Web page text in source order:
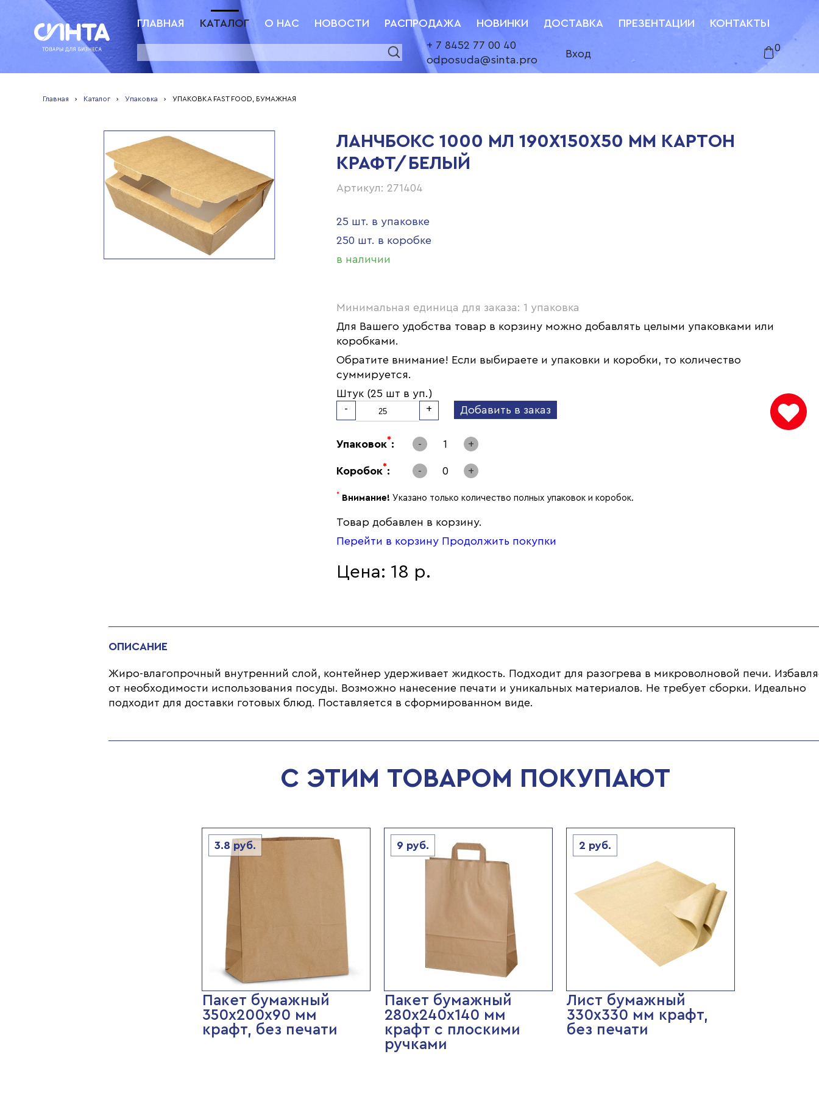
ГЛАВНАЯ КАТАЛОГ О НАС НОВОСТИ РАСПРОДАЖА НОВИНКИ ДОСТАВКА ПРЕЗЕНТАЦИИ
КОНТАКТЫ
+ 7 8452 77 00 40
odposuda@sinta.pro
Вход
0
Главная › Каталог › Упаковка › УПАКОВКА FAST FOOD, БУМАЖНАЯ
ЛАНЧБОКС 1000 МЛ 190Х150Х50 ММ КАРТОН
КРАФТ/БЕЛЫЙ
Артикул: 271404
25 шт. в упаковке
250 шт. в коробке
в наличии
Минимальная единица для заказа: 1 упаковка
Для Вашего удобства товар в корзину можно добавлять целыми упаковками или
коробками.
Обратите внимание! Если выбираете и упаковки и коробки, то количество
суммируется.
Штук (25 шт в уп.)
-
+ Добавить в заказ
Упаковок*: - 1 +
Коробок*: - 0 +
* Внимание! Указано только количество полных упаковок и коробок.
Товар добавлен в корзину.
Перейти в корзину Продолжить покупки
Цена: 18 р.
ОПИСАНИЕ
Жиро-влагопрочный внутренний слой, контейнер удерживает жидкость. Подходит для разогрева в микроволновой печи.
от необходимости использования посуды. Возможно нанесение печати и уникальных материалов. Не требует сборки. Идеально
подходит для доставки готовых блюд. Поставляется в сформированном виде.
С ЭТИМ ТОВАРОМ ПОКУПАЮТ
3.8руб.
Пакет бумажный
350х200х90 мм
крафт, без печати
9 руб.
Пакет бумажный
280х240х140 мм
крафт с плоскими
ручками
2 руб.
Лист бумажный
330х330 мм крафт,
без печати